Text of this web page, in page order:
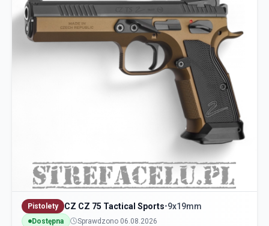
Pistolety CZ CZ 75 Tactical Sports•9x19mm
Dostępna Sprawdzono 06.08.2026